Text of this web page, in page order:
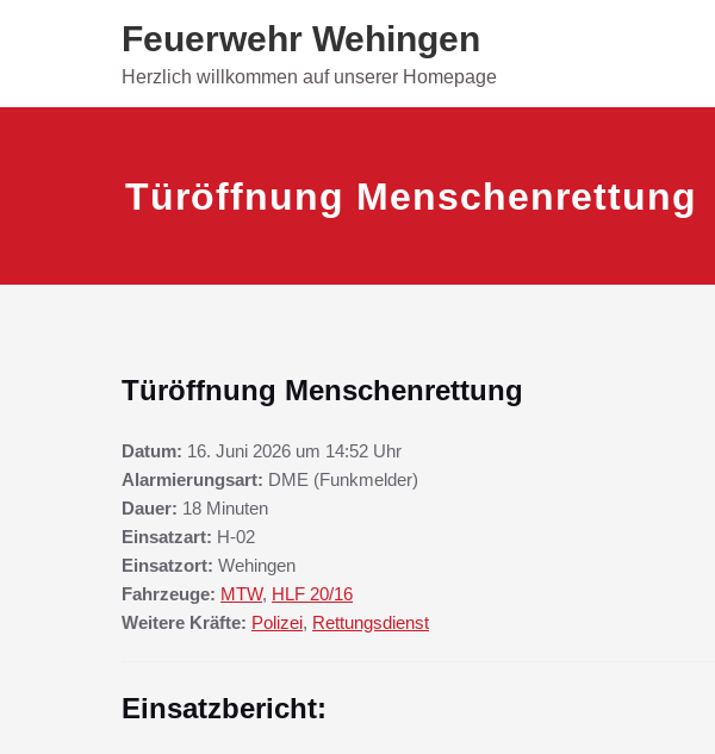
Feuerwehr Wehingen
Herzlich willkommen auf unserer Homepage
Türöffnung Menschenrettung
Türöffnung Menschenrettung
Datum: 16. Juni 2026 um 14:52 Uhr
Alarmierungsart: DME (Funkmelder)
Dauer: 18 Minuten
Einsatzart: H-02
Einsatzort: Wehingen
Fahrzeuge: MTW, HLF 20/16
Weitere Kräfte: Polizei, Rettungsdienst
Einsatzbericht: